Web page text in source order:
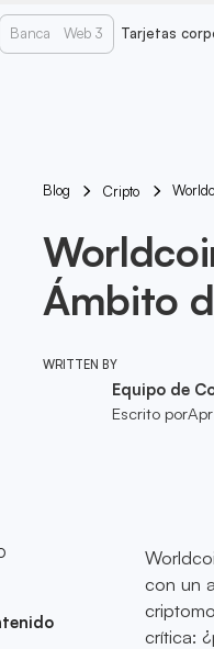
Banca Web 3 Tarjetas
Blog Cripto
Ámbito
WRITTEN BY
Equipo de
Escrito por
con un
crítica: